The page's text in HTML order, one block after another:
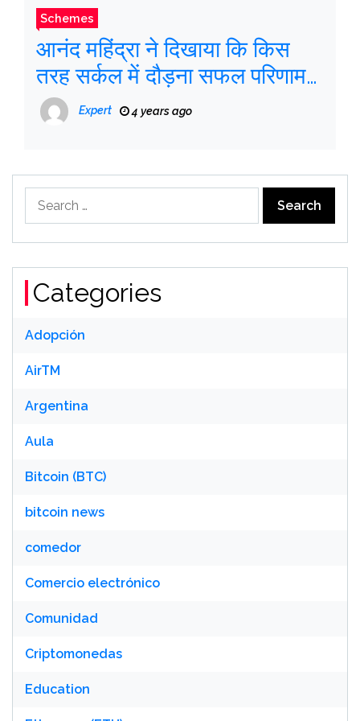
Schemes
आनंद महिंद्रा ने दिखाया कि किस
तरह सर्कल में दौड़ना सफल परिणाम
देता हैExpert 4 years ago
for:
Categories
Adopción
AirTM
Argentina
Aula
Bitcoin (BTC)
bitcoin news
comedor
Comercio electrónico
Comunidad
Criptomonedas
Education